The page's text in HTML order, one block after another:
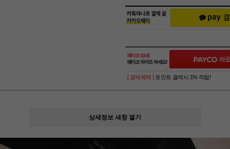
[ 결제혜택 ] 포인트 결제시 1% 적립!
상세정보 새창 열기